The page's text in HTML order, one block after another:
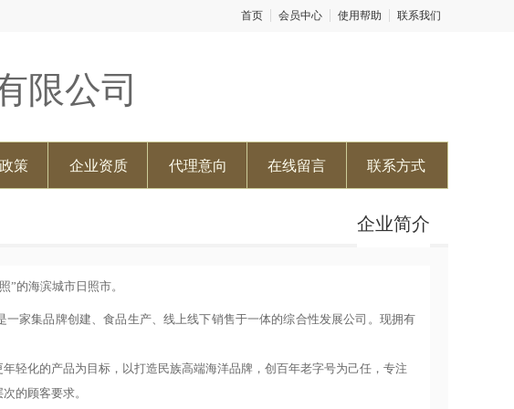
首页 会员中心 使用帮助 联系我们
限公司
策 企业资质 代理意向 在线留言 联系方式
企业简介
”的海滨城市日照市。
一家集品牌创建、食品生产、线上线下销售于一体的综合性发展公司。现拥有
轻化的产品为目标，以打造民族高端海洋品牌，创百年老字号为己任，专注
的顾客要求。